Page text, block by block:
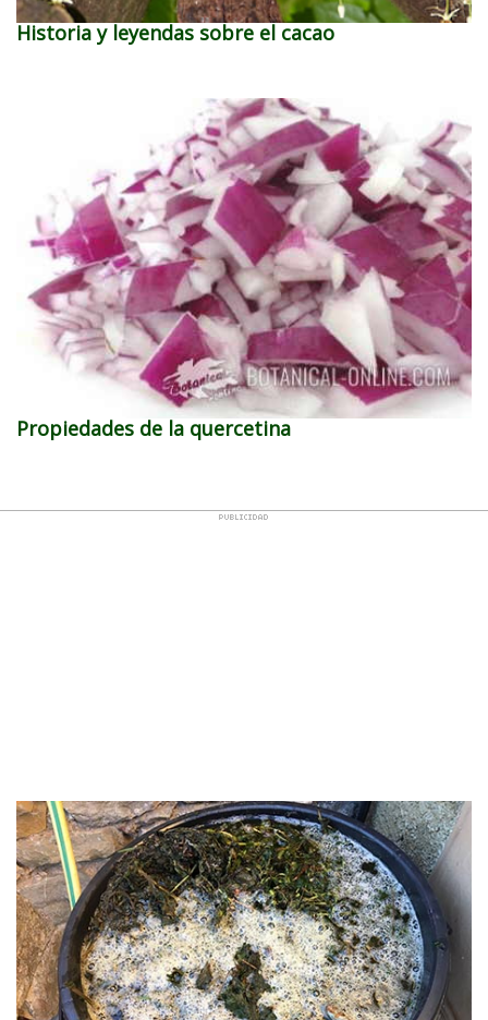
Historia y leyendas sobre el cacao
Propiedades de la quercetina